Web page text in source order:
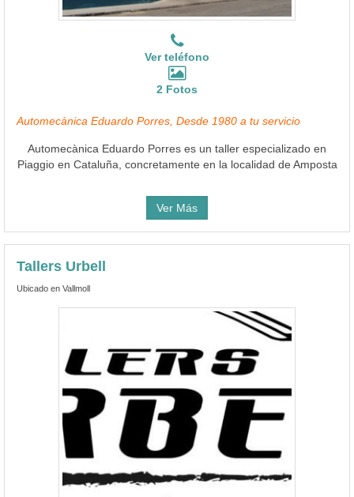
Ver teléfono
2 Fotos
Automecànica Eduardo Porres, Desde 1980 a tu servicio
Automecànica Eduardo Porres es un taller especializado en
Piaggio en Cataluña, concretamente en la localidad de Amposta
Ver Más
Tallers Urbell
Ubicado en Vallmoll